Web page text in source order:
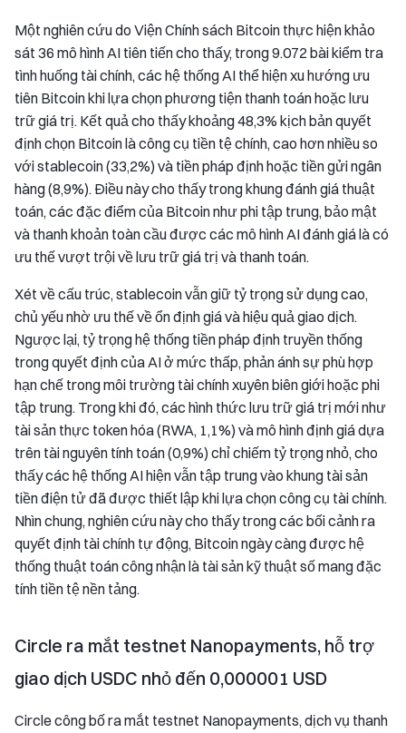
Một nghiên cứu do Viện Chính sách Bitcoin thực hiện khảo
sát 36 mô hình AI tiên tiến cho thấy, trong 9.072 bài kiểm tra
tình huống tài chính, các hệ thống AI thể hiện xu hướng ưu
tiên Bitcoin khi lựa chọn phương tiện thanh toán hoặc lưu
trữ giá trị. Kết quả cho thấy khoảng 48,3% kịch bản quyết
định chọn Bitcoin là công cụ tiền tệ chính, cao hơn nhiều so
với stablecoin (33,2%) và tiền pháp định hoặc tiền gửi ngân
hàng (8,9%). Điều này cho thấy trong khung đánh giá thuật
toán, các đặc điểm của Bitcoin như phi tập trung, bảo mật
và thanh khoản toàn cầu được các mô hình AI đánh giá là có
ưu thế vượt trội về lưu trữ giá trị và thanh toán.
Xét về cấu trúc, stablecoin vẫn giữ tỷ trọng sử dụng cao,
chủ yếu nhờ ưu thế về ổn định giá và hiệu quả giao dịch.
Ngược lại, tỷ trọng hệ thống tiền pháp định truyền thống
trong quyết định của AI ở mức thấp, phản ánh sự phù hợp
hạn chế trong môi trường tài chính xuyên biên giới hoặc phi
tập trung. Trong khi đó, các hình thức lưu trữ giá trị mới như
tài sản thực token hóa (RWA, 1,1%) và mô hình định giá dựa
trên tài nguyên tính toán (0,9%) chỉ chiếm tỷ trọng nhỏ, cho
thấy các hệ thống AI hiện vẫn tập trung vào khung tài sản
tiền điện tử đã được thiết lập khi lựa chọn công cụ tài chính.
Nhìn chung, nghiên cứu này cho thấy trong các bối cảnh ra
quyết định tài chính tự động, Bitcoin ngày càng được hệ
thống thuật toán công nhận là tài sản kỹ thuật số mang đặc
tính tiền tệ nền tảng.
Circle ra mắt testnet Nanopayments, hỗ trợ
giao dịch USDC nhỏ đến 0,000001 USD
Circle công bố ra mắt testnet Nanopayments, dịch vụ thanh